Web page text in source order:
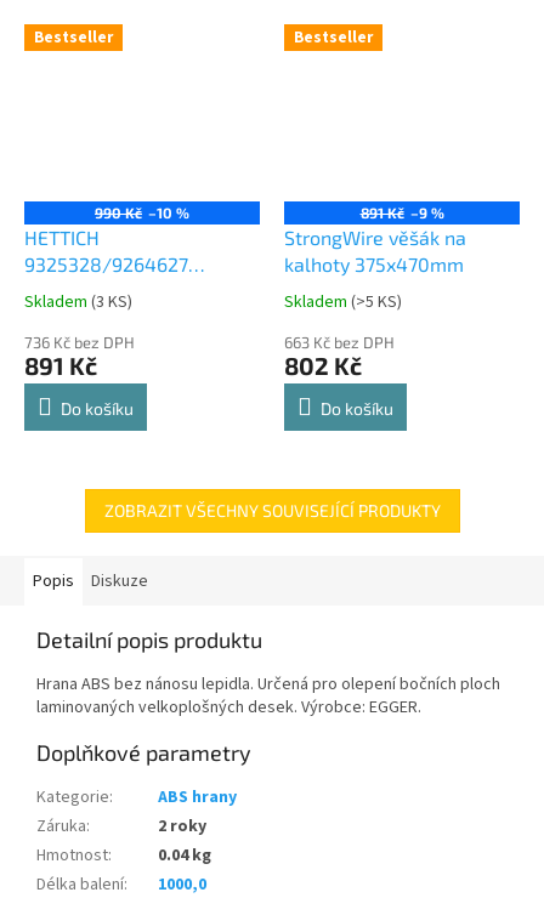
Bestseller
990 Kč –10 %
HETTICH
9325328/9264627
Comfort Spin 360° otočná
police 8kg
Průměrné
produktu
je
4,8
Skladem (3 KS)
736 Kč bez DPH
891 Kč
Do košíku
Bestseller
891 Kč –9 %
StrongWire věšák na
kalhoty 375x470mm
Průměrné
produktu
je
4,8
Skladem (>5 KS)
663 Kč bez DPH
802 Kč
Do košíku
ZOBRAZIT VŠECHNY SOUVISEJÍCÍ PRODUKTY
Popis Diskuze
Detailní popis produktu
Hrana ABS bez nánosu lepidla. Určená pro olepení bočních ploch
laminovaných velkoplošných desek. Výrobce: EGGER.
Doplňkové parametry
Kategorie:
ABS hrany
Záruka:
2 roky
Hmotnost:
0.04 kg
Délka balení:
1000,0